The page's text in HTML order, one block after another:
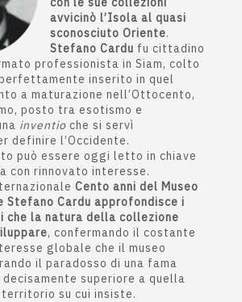
avvicinò l’Isola al quasi
sconosciuto Oriente.
Stefano Cardu fu cittadino
professionista in Siam, colto
inserito in quel
a maturazione nell’Ottocento,
posto tra esotismo e
inventioche si servì
definire l’Occidente.
può essere oggi letto in chiave
con rinnovato interesse.
Cento anni del Museo
Stefano Cardu approfondisce i
che la natura della collezione
, confermando il costante
globale che il museo
il paradosso di una fama
superiore a quella
su cui insiste.